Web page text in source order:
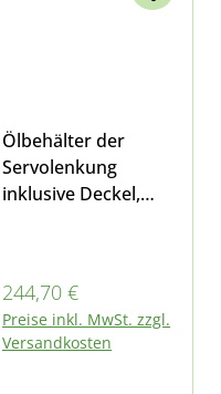
Ölbehälter der
Servolenkung
inklusive Deckel,
M26.5, M26.7, M30
Fumo E3 und E4
Regulärer Preis:
244,70 €
Preise inkl. MwSt. zzgl.
Versandkosten